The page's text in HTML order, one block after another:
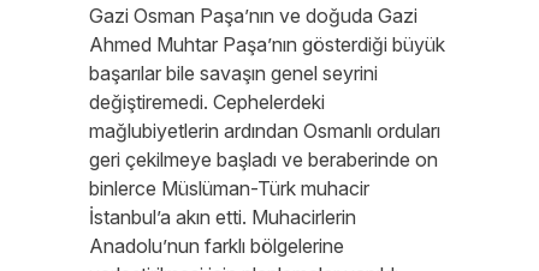
Gazi Osman Paşa’nın ve doğuda Gazi
Ahmed Muhtar Paşa’nın gösterdiği büyük
başarılar bile savaşın genel seyrini
değiştiremedi. Cephelerdeki
mağlubiyetlerin ardından Osmanlı orduları
geri çekilmeye başladı ve beraberinde on
binlerce Müslüman-Türk muhacir
İstanbul’a akın etti. Muhacirlerin
Anadolu’nun farklı bölgelerine